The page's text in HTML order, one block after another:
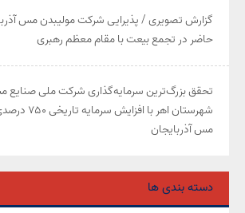
گزارش تصویری / پذیرایی شرکت مولیبدن مس
حاضر در تجمع بیعت با مقام معظم رهبری
تحقق بزرگ‌ترین سرمایه‌گذاری شرکت ملی صنایع
شهرستان اهر
مس آذربایجان
دسته بندی ها